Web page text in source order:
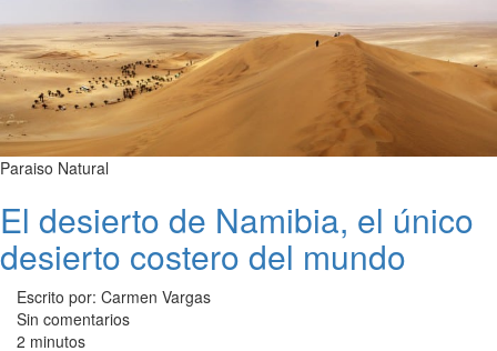
Paraiso Natural
El desierto de Namibia, el único
desierto costero del mundo
Escrito por: Carmen Vargas
Sin comentarios
2 minutos